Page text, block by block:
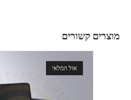
מוצרים קשורים
אזל המלאי